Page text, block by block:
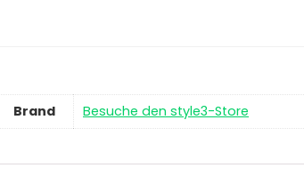
Brand Besuche den style3-Store